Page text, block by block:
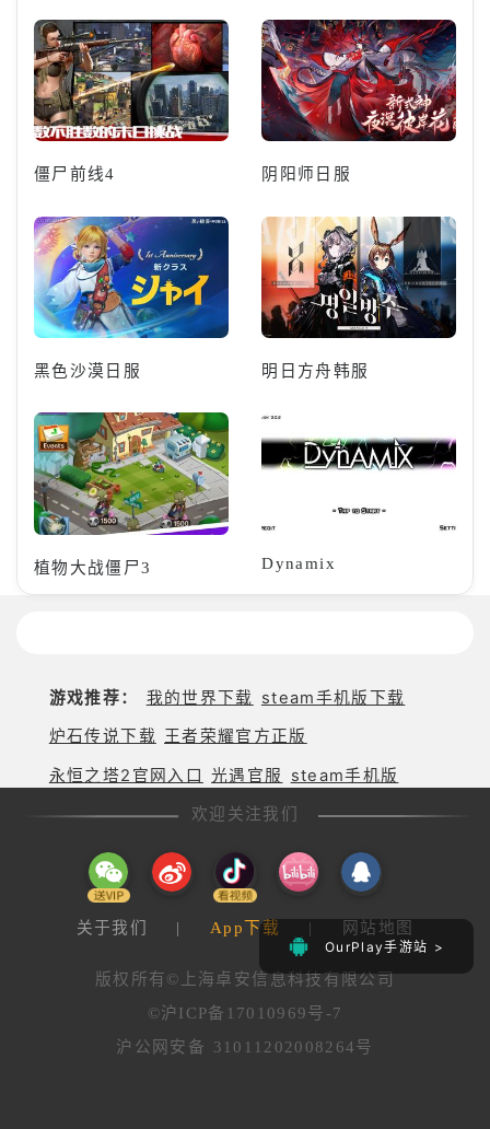
OurPlay手游站 >
僵尸前线4 阴阳师日服
黑色沙漠日服 明日方舟韩服
植物大战僵尸3 Dynamix
游戏推荐： 我的世界下载 steam手机版下载
炉石传说下载 王者荣耀官方正版
永恒之塔2官网入口 光遇官服
steam手机版
欢迎关注我们
关于我们 | App下载 | 网站地图
版权所有©上海卓安信息科技有限公司
©沪ICP备17010969号-7
沪公网安备 31011202008264号